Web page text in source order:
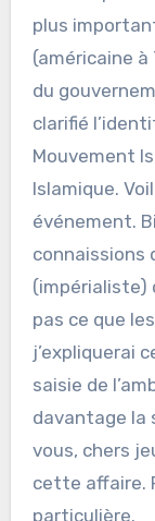
plus
(américaine
du
clarifié
Mouvement
Islamique.
événement.
connaissions
(impérialiste)
pas ce que
j’expliquerai
saisie de
davantage la
vous, chers
cette affaire.
particulière.